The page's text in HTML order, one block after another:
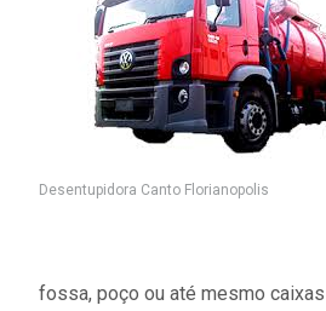
Desentupidora Canto Florianopolis
fossa, poço ou até mesmo